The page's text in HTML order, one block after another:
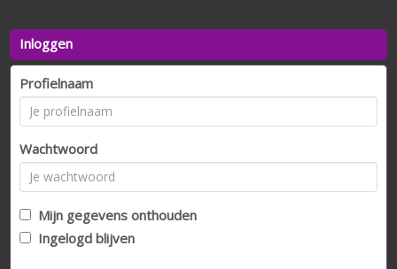
Inloggen
Profielnaam
Wachtwoord
Mijn gegevens onthouden
Ingelogd blijven